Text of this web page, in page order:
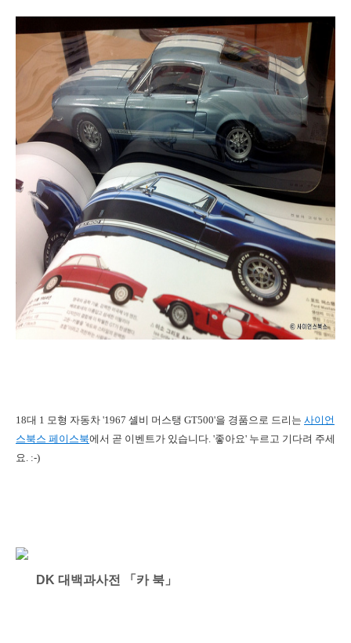
18대 1 모형 자동차 '1967 셸비 머스탱 GT500'을 경품으로 드리는 사이언
스북스 페이스북에서 곧 이벤트가 있습니다. '좋아요' 누르고 기다려 주세
요. :-)
DK 대백과사전 「카 북」